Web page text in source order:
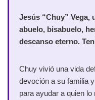
Jesús “Chuy” Vega,
abuelo, bisabuelo,
descanso eterno.
Chuy vivió una vida
devoción a su familia
para ayudar a quien lo